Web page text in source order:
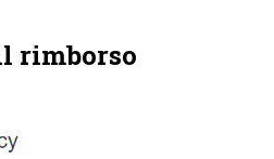
rimborso